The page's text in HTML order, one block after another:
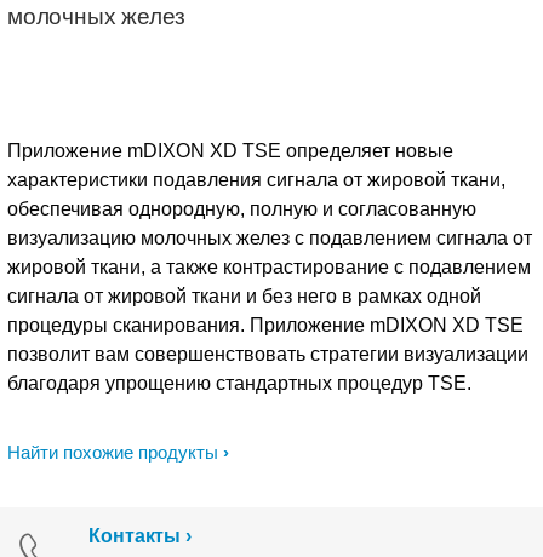
молочных желез
Найти похожие продукты
Приложение mDIXON XD TSE определяет новые
характеристики подавления сигнала от жировой ткани,
обеспечивая однородную, полную и согласованную
визуализацию молочных желез с подавлением сигнала от
жировой ткани, а также контрастирование с подавлением
сигнала от жировой ткани и без него в рамках одной
процедуры сканирования. Приложение mDIXON XD TSE
позволит вам совершенствовать стратегии визуализации
благодаря упрощению стандартных процедур TSE.
Контакты